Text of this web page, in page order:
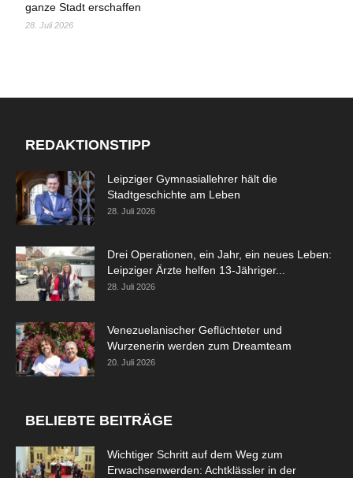
ganze Stadt erschaffen
28. Juli 2026
REDAKTIONSTIPP
Leipziger Gymnasiallehrer hält die
Stadtgeschichte am Leben
28. Juli 2026
Drei Operationen, ein Jahr, ein neues Leben:
Leipziger Ärzte helfen 13-Jähriger...
28. Juli 2026
Venezuelanischer Geflüchteter und
Wurzenerin werden zum Dreamteam
20. Juli 2026
BELIEBTE BEITRÄGE
Wichtiger Schritt auf dem Weg zum
Erwachsenwerden: Achtklässler in der